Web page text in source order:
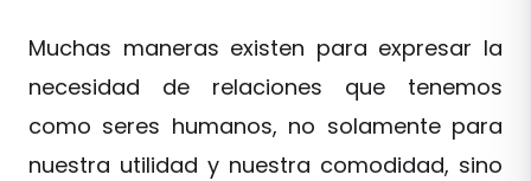
Muchas maneras existen para expresar la
necesidad de relaciones que tenemos
como seres humanos, no solamente para
nuestra utilidad y nuestra comodidad, sino